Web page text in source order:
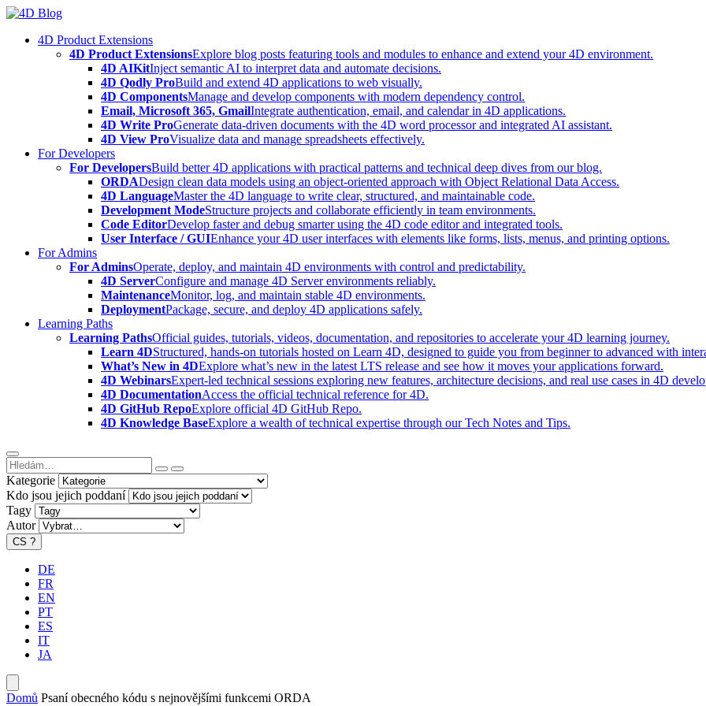
Skip
content4D Product Extensions
4D Product ExtensionsExplore blog posts featuring tools and modules to enhance and extend your 4D environment.
4D AIKitInject semantic AI to interpret data and automate decisions.
4D Qodly ProBuild and extend 4D applications to web visually.
4D ComponentsManage and develop components with modern dependency control.
Email, Microsoft 365, GmailIntegrate authentication, email, and calendar in 4D applications.
4D Write ProGenerate data-driven documents with the 4D word processor and integrated AI assistant.
4D View ProVisualize data and manage spreadsheets effectively.
For Developers
For DevelopersBuild better 4D applications with practical patterns and technical deep dives from our blog.
ORDADesign clean data models using an object-oriented approach with Object Relational Data Access.
4D LanguageMaster the 4D language to write clear, structured, and maintainable code.
Development ModeStructure projects and collaborate efficiently in team environments.
Code EditorDevelop faster and debug smarter using the 4D code editor and integrated tools.
User Interface / GUIEnhance your 4D user interfaces with elements like forms, lists, menus, and printing options.
For Admins
For AdminsOperate, deploy, and maintain 4D environments with control and predictability.
4D ServerConfigure and manage 4D Server environments reliably.
MaintenanceMonitor, log, and maintain stable 4D environments.
DeploymentPackage, secure, and deploy 4D applications safely.
Learning Paths
Learning PathsOfficial guides, tutorials, videos, documentation, and repositories to accelerate your 4D learning journey.
Learn 4DStructured, hands-on tutorials hosted on Learn 4D, designed to guide you from beginner to advanced with
What’s New in 4DExplore what’s new in the latest LTS release and see how it moves your applications forward.
4D WebinarsExpert-led technical sessions exploring new features, architecture decisions, and real use cases in 4D
4D DocumentationAccess the official technical reference for 4D.
4D GitHub RepoExplore official 4D GitHub Repo.
4D Knowledge BaseExplore a wealth of technical expertise through our Tech Notes and Tips.
Kategorie
Kdo jsou jejich poddaní
Tagy
Autor
CS ?
DE
FR
EN
PT
ES
IT
JA
Domů Psaní obecného kódu s nejnovějšími funkcemi ORDA